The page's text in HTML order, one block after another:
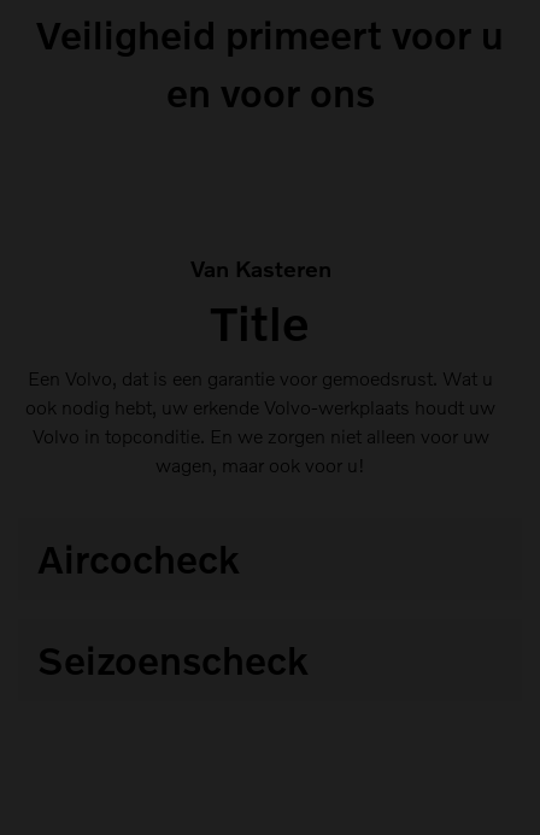
Veiligheid primeert voor u
en voor ons
Van Kasteren
Title
Een Volvo, dat is een garantie voor gemoedsrust. Wat u
ook nodig hebt, uw erkende Volvo-werkplaats houdt uw
Volvo in topconditie. En we zorgen niet alleen voor uw
wagen, maar ook voor u!
Aircocheck
voor ow comfort
Seizoenscheck